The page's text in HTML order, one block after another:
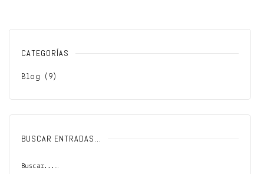
CATEGORÍAS
Blog (9)
BUSCAR ENTRADAS…